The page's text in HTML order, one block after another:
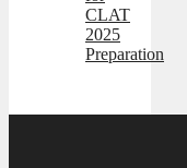
CLAT
2025
Preparation